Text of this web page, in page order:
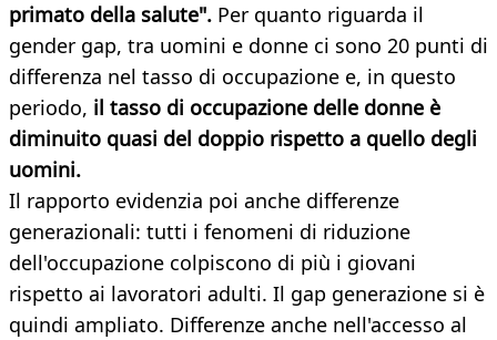
primato della salute". Per quanto riguarda il
gender gap, tra uomini e donne ci sono 20 punti di
differenza nel tasso di occupazione e, in questo
periodo, il tasso di occupazione delle donne è
diminuito quasi del doppio rispetto a quello degli
uomini.
Il rapporto evidenzia poi anche differenze
generazionali: tutti i fenomeni di riduzione
dell'occupazione colpiscono di più i giovani
rispetto ai lavoratori adulti. Il gap generazione si è
quindi ampliato. Differenze anche nell'accesso al